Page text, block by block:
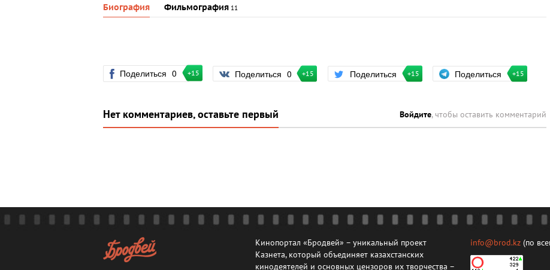
Биография Фильмография 11
Поделиться 0 +15 Поделиться 0 +15 Поделиться +15 Поделиться +15
Нет комментариев, оставьте первый Войдите, чтобы оставить комментарий
Кинопортал «Бродвей» – уникальный проект
Казнета, который объединяет казахстанских
кинодеятелей и основных цензоров их творчества –
info@brod.kz (по